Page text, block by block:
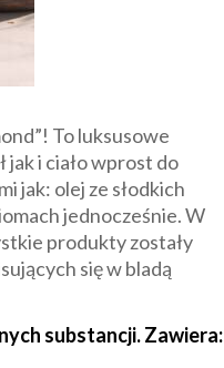
To luksusowe
jak i ciało wprost do
jak: olej ze słodkich
jednocześnie. W
produkty zostały
się w bladą
substancji. Zawiera: